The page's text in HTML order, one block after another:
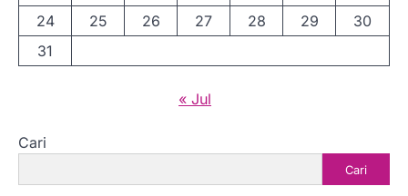
24
25 26 27 28 29
30
31
« Jul
Cari
Cari